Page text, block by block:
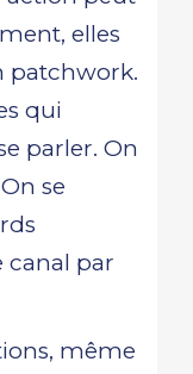
elles
patchwork.
qui
parler. On
se
canal par
même